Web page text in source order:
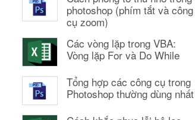
photoshop (phím tắt và công
cụ zoom)
Các vòng lặp trong VBA:
Vòng lặp For và Do While
Tổng hợp các công cụ trong
Photoshop thường dùng nhất